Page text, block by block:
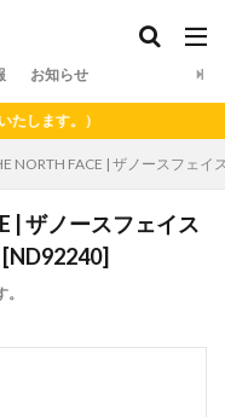
お知らせ
す。）
NORTH FACE | ザノースフェ
| ザノースフェイス